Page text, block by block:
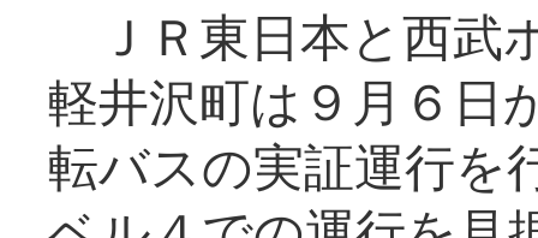
ＪＲ東日本と西武
軽井沢町は９月６日
転バスの実証運行を